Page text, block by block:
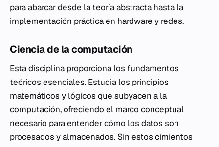
para abarcar desde la teoría abstracta hasta la
implementación práctica en hardware y redes.
Ciencia de la computación
Esta disciplina proporciona los fundamentos
teóricos esenciales. Estudia los principios
matemáticos y lógicos que subyacen a la
computación, ofreciendo el marco conceptual
necesario para entender cómo los datos son
procesados y almacenados. Sin estos cimientos